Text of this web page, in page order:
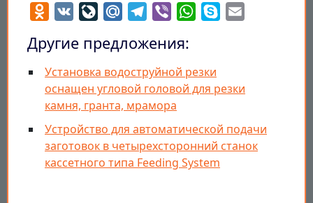
Odnoklassniki
VK LiveJournal
Mail.RuTelegram
Viber WhatsApp
Skype
Другие предложения:
Установка водоструйной резки
оснащен угловой головой для резки
камня, гранта, мрамора
Устройство для автоматической подачи
заготовок в четырехсторонний станок
кассетного типа Feeding System